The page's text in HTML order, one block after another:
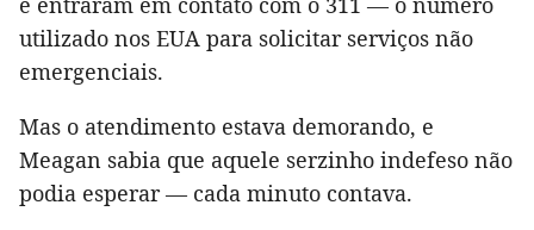
utilizado nos EUA para solicitar serviços não
emergenciais.
Mas o atendimento estava demorando, e
Meagan sabia que aquele serzinho indefeso não
podia esperar — cada minuto contava.